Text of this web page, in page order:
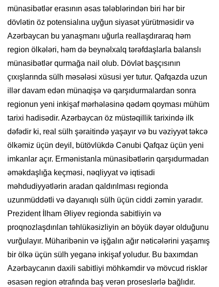
münasibətlər erasının əsas tələblərindən biri hər bir
dövlətin öz potensialına uyğun siyasət yürütməsidir və
Azərbaycan bu yanaşmanı uğurla reallaşdıraraq həm
region ölkələri, həm də beynəlxalq tərəfdaşlarla balanslı
münasibətlər qurmağa nail olub. Dövlət başçısının
çıxışlarında sülh məsələsi xüsusi yer tutur. Qafqazda uzun
illər davam edən münaqişə və qarşıdurmalardan sonra
regionun yeni inkişaf mərhələsinə qədəm qoyması mühüm
tarixi hadisədir. Azərbaycan öz müstəqillik tarixində ilk
dəfədir ki, real sülh şəraitində yaşayır və bu vəziyyət təkcə
ölkəmiz üçün deyil, bütövlükdə Cənubi Qafqaz üçün yeni
imkanlar açır. Ermənistanla münasibətlərin qarşıdurmadan
əməkdaşlığa keçməsi, nəqliyyat və iqtisadi
məhdudiyyətlərin aradan qaldırılması regionda
uzunmüddətli və dayanıqlı sülh üçün ciddi zəmin yaradır.
Prezident İlham Əliyev regionda sabitliyin və
proqnozlaşdırılan təhlükəsizliyin ən böyük dəyər olduğunu
vurğulayır. Müharibənin və işğalın ağır nəticələrini yaşamış
bir ölkə üçün sülh yeganə inkişaf yoludur. Bu baxımdan
Azərbaycanın daxili sabitliyi möhkəmdir və mövcud risklər
əsasən region ətrafında baş verən proseslərlə bağlıdır.